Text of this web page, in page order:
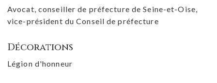
Avocat, conseiller de préfecture de Seine-et-Oise,
vice-président du Conseil de préfecture
Décorations
Légion d'honneur